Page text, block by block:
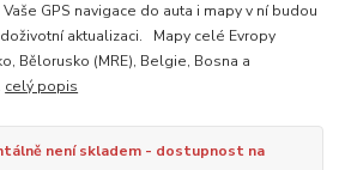
GPS navigace do auta i mapy v ní budou
aktualizaci. Mapy celé Evropy
Bělorusko (MRE), Belgie, Bosna a
celý popis
není skladem - dostupnost na